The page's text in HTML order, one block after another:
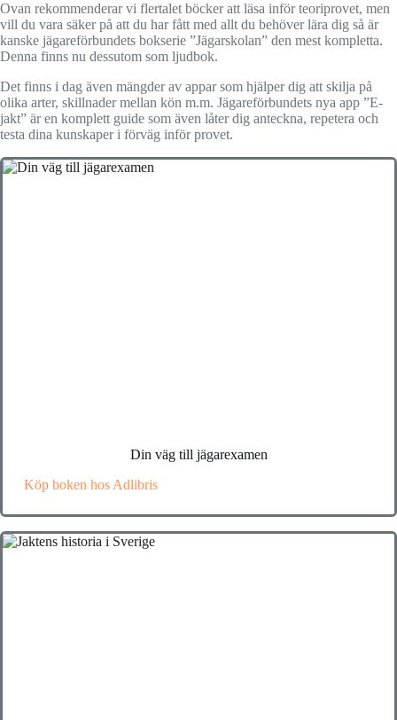
Ovan rekommenderar vi flertalet böcker att läsa inför teoriprovet, men
vill du vara säker på att du har fått med allt du behöver lära dig så är
kanske jägareförbundets bokserie ”Jägarskolan” den mest kompletta.
Denna finns nu dessutom som ljudbok.
Det finns i dag även mängder av appar som hjälper dig att skilja på
olika arter, skillnader mellan kön m.m. Jägareförbundets nya app ”E-
jakt” är en komplett guide som även låter dig anteckna, repetera och
testa dina kunskaper i förväg inför provet.
Din väg till jägarexamen
Köp boken hos Adlibris